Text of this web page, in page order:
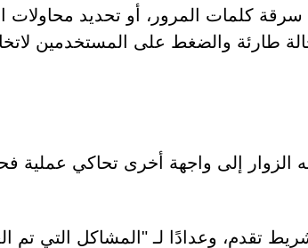
كلمات المرور، أو تحديد محاولات
طارئة والضغط على المستخدمين